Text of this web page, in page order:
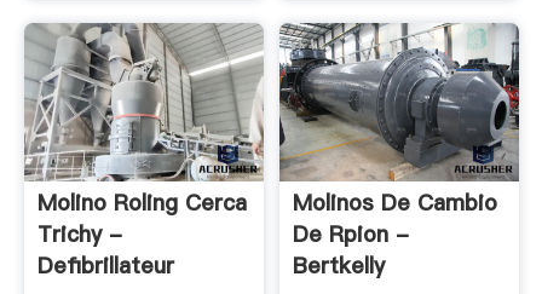
Molino Roling Cerca
Trichy -
Defibrillateur
Molinos De Cambio
De Rpion -
Bertkelly